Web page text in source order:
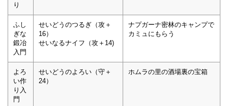
り
ふし
ぎな
鍛冶
入門
せいどうのつるぎ（攻＋
16）
せいなるナイフ（攻＋14)
ナプガーナ密林のキャンプで
カミュにもらう
よろ
い作
り入
門
せいどうのよろい（守＋
24）
ホムラの里の酒場裏の宝箱